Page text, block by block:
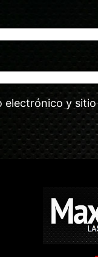
electrónico y